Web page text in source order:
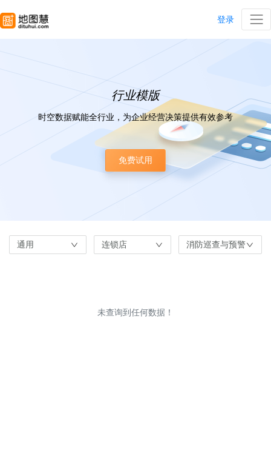
登录
行业模版
时空数据赋能全行业，为企业经营决策提供有效参考
免费试用
通用 连锁店 消防巡查与预警
未查询到任何数据！